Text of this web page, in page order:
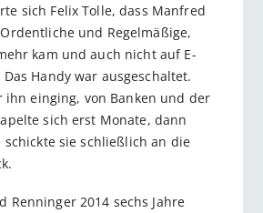
sich Felix Tolle, dass Manfred
und Regelmäßige,
kam und auch nicht auf E-
Handy war ausgeschaltet.
ihn einging, von Banken und der
sich erst Monate, dann
schickte sie schließlich an die
Renninger 2014 sechs Jahre